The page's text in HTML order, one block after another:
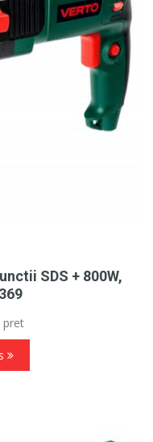
SDS + 800W,
pret